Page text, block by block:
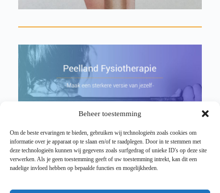
Beheer toestemming
Om de beste ervaringen te bieden, gebruiken wij technologieën zoals cookies om
informatie over je apparaat op te slaan en/of te raadplegen. Door in te stemmen met
deze technologieën kunnen wij gegevens zoals surfgedrag of unieke ID's op deze site
verwerken. Als je geen toestemming geeft of uw toestemming intrekt, kan dit een
nadelige invloed hebben op bepaalde functies en mogelijkheden.